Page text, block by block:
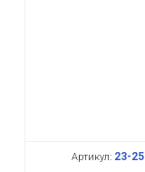
Артикул: 23-